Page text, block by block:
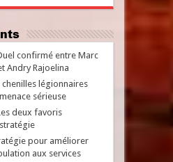
confirmé entre Marc
Andry Rajoelina
légionnaires
sérieuse
deux favoris
pour améliorer
aux services